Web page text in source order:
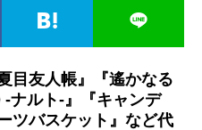
目友人帳』『遙かなる
ナルト-』『キャンデ
ツバスケット』など代